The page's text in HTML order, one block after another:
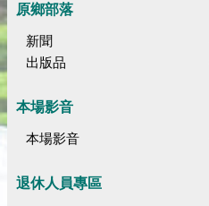
原鄉部落
新聞
出版品
本場影音
本場影音
退休人員專區